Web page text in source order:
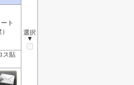
選択
▼
ト
ス貼